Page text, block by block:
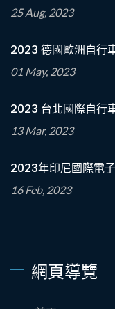
25 Aug, 2023
2023 德國歐洲自行
01 May, 2023
2023 台北國際自行
13 Mar, 2023
2023年印尼國際電
16 Feb, 2023
網頁導覽